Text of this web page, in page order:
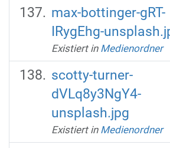
max-bottinger-gRT-
IRygEhg-
Existiert in Medienordner
scotty-turner-
dVLq8y3NgY4-
unsplash.jpg
Existiert in Medienordner